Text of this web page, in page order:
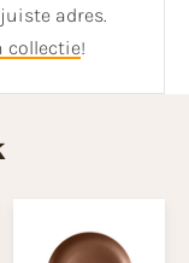
adres.
collectie!